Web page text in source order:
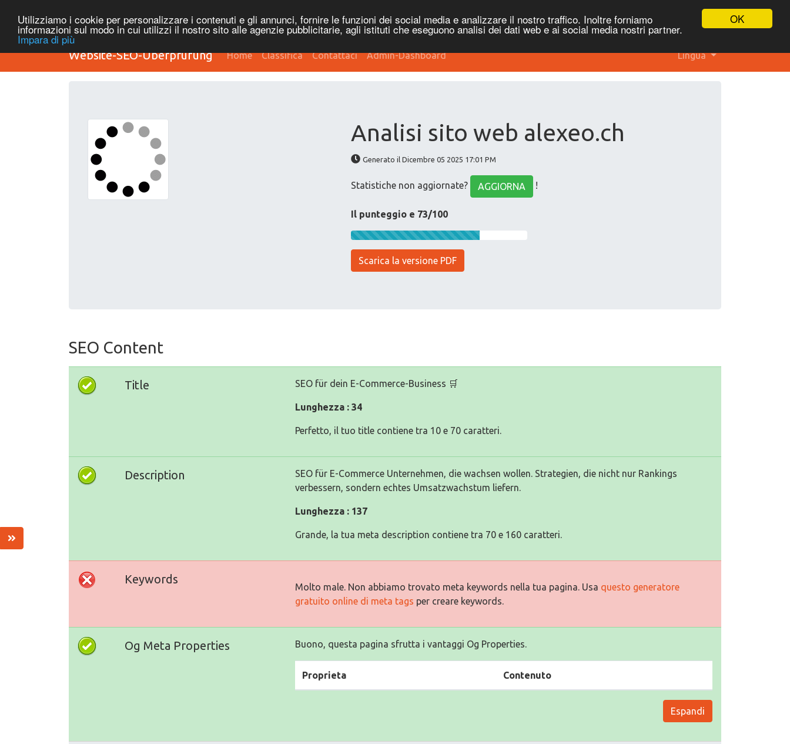
OK
Utilizziamo i cookie per personalizzare i contenuti e gli annunci, fornire le funzioni dei social media e analizzare il nostro traffico. Inoltre forniamo
informazioni sul modo in cui utilizzi il nostro sito alle agenzie pubblicitarie, agli istituti che eseguono analisi dei dati web e ai social media nostri partner.
Impara di più
Website-SEO-Überprüfung Home Classifica Contattaci Admin-Dashboard Lingua
Analisi sito web alexeo.ch
Generato il Dicembre 05 2025 17:01 PM
Statistiche non aggiornate? AGGIORNA !
Il punteggio e 73/100
Scarica la versione PDF
SEO Content
Title SEO für dein E-Commerce-Business 🛒
Lunghezza : 34
Perfetto, il tuo title contiene tra 10 e 70 caratteri.
Description
SEO für E-Commerce Unternehmen, die wachsen wollen. Strategien, die nicht nur Rankings
verbessern, sondern echtes Umsatzwachstum liefern.
Lunghezza : 137
Grande, la tua meta description contiene tra 70 e 160 caratteri.
Keywords
Molto male. Non abbiamo trovato meta keywords nella tua pagina. Usa questo generatore
gratuito online di meta tags per creare keywords.
Og Meta Properties Buono, questa pagina sfrutta i vantaggi Og Properties.
Proprieta Contenuto
Espandi